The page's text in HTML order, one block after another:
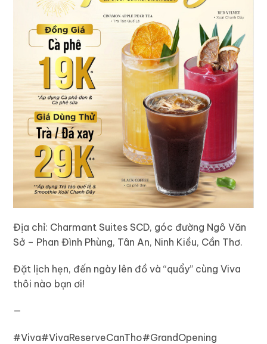
Địa chỉ: Charmant Suites SCD, góc đường Ngô Văn
Sở – Phan Đình Phùng, Tân An, Ninh Kiều, Cần Thơ.
Đặt lịch hẹn, đến ngày lên đồ và “quẩy” cùng Viva
thôi nào bạn ơi!
—
#Viva#VivaReserveCanTho#GrandOpening